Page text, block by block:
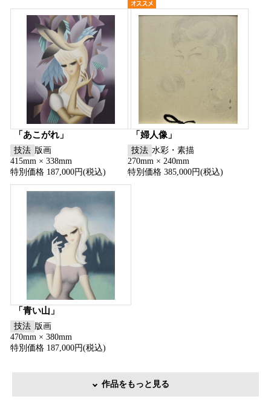
「あこがれ」
技法 版画
415mm × 338mm
特別価格 187,000円(税込)
「婦人像」
技法 水彩・素描
270mm × 240mm
特別価格 385,000円(税込)
「青い山」
技法 版画
470mm × 380mm
特別価格 187,000円(税込)
作品をもっと見る